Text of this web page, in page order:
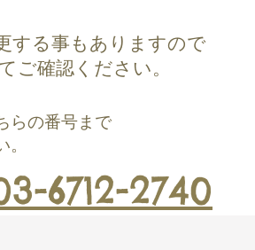
する事もありますので
ご確認ください。
らの番号まで
3-6712-2740